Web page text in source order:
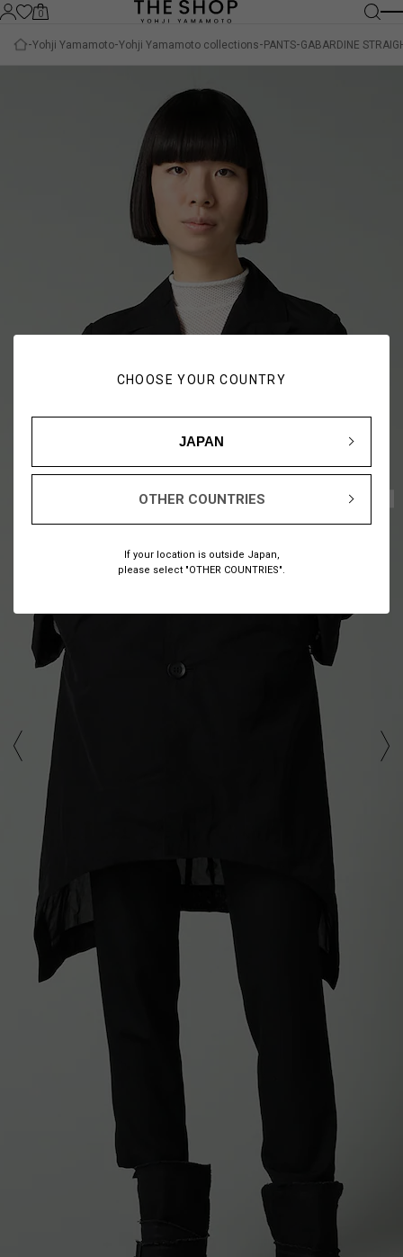
CHOOSE YOUR COUNTRY
JAPAN
OTHER COUNTRIES
If your location is outside Japan,
please select "OTHER COUNTRIES".
0
Yohji Yamamoto Yohji Yamamoto collections PANTS GABARDINE